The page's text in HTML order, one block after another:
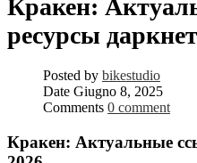
Кракен:
ресурсы
Posted by bikestudio
Date Giugno 8, 2025
Comments 0 comment
Кракен: Актуальные